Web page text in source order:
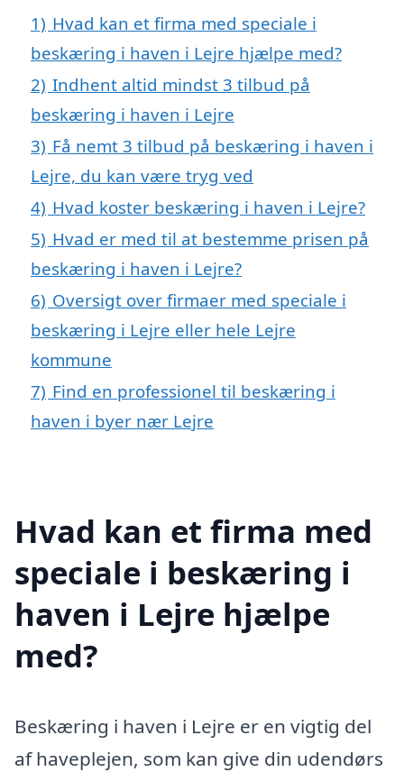
1) Hvad kan et firma med speciale i
beskæring i haven i Lejre hjælpe med?
2) Indhent altid mindst 3 tilbud på
beskæring i haven i Lejre
3) Få nemt 3 tilbud på beskæring i haven i
Lejre, du kan være tryg ved
4) Hvad koster beskæring i haven i Lejre?
5) Hvad er med til at bestemme prisen på
beskæring i haven i Lejre?
6) Oversigt over firmaer med speciale i
beskæring i Lejre eller hele Lejre
kommune
7) Find en professionel til beskæring i
haven i byer nær Lejre
Hvad kan et firma med
speciale i beskæring i
haven i Lejre hjælpe
med?
Beskæring i haven i Lejre er en vigtig del
af haveplejen, som kan give din udendørs